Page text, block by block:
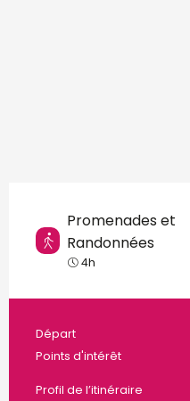
Promenades et
Randonnées
4h
Départ
Points d'intérêt
Profil de l’itinéraire